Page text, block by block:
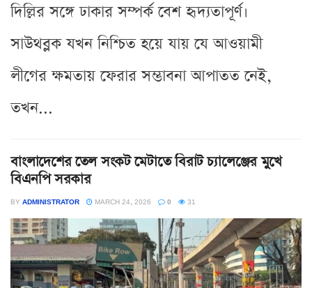
দিল্লির সঙ্গে ঢাকার সম্পর্ক বেশ হৃদ্যতাপূর্ণ।
সাউথব্লক যখন নিশ্চিত হয়ে যায় যে আওয়ামী
লীগের ক্ষমতায় ফেরার সম্ভাবনা আপাতত নেই,
তখন...
বাংলাদেশের তেল সংকট মেটাতে বিরাট চ্যালেঞ্জের মুখে
বিএনপি সরকার
BY ADMINISTRATOR MARCH 24, 2026 0 31